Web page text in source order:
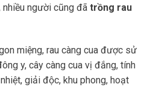
nhiều người cũng đã trồng rau
miệng, rau càng cua được sử
y, cây càng cua vị đắng, tính
giải độc, khu phong, hoạt